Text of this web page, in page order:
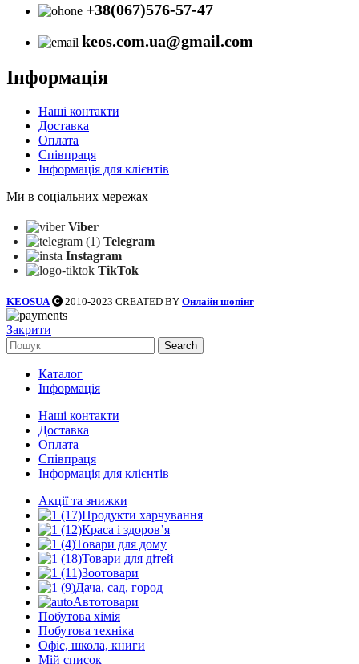
+38(067)576-57-47
keos.com.ua@gmail.com
Інформація
Наші контакти
Доставка
Оплата
Співпраця
Інформація для клієнтів
Ми в соціальних мережах
Viber
Telegram
Instagram
TikTok
KEOSUA 2010-2023 CREATED BY Онлайн шопінг
Закрити
Search
Каталог
Інформація
Наші контакти
Доставка
Оплата
Співпраця
Інформація для клієнтів
Акції та знижки
Продукти харчування
Краса і здоров’я
Товари для дому
Товари для дітей
Зоотовари
Дача, сад, город
Автотовари
Побутова хімія
Побутова техніка
Офіс, школа, книги
Мій список